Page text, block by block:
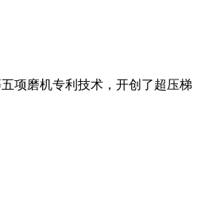
项磨机专利技术，开创了超压梯